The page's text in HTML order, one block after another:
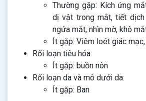
Thường gặp: Kích ứng
dị vật trong mắt, tiết
ngứa mắt, nhìn mờ, khô
Ít gặp: Viêm loét giác
Rối loạn tiêu hóa:
Ít gặp: buồn nôn
Rối loạn da và mô dưới da:
Ít gặp: Ban